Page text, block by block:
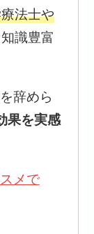
法士や
識豊富
辞めら
果を実感
メで